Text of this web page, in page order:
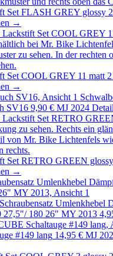
Set FLASH GREY glossy
→
Set COOL GREY 11 matt
→
SV16 9,90 € MJ 2024
Set RETRO GREEN
→
Umlenkhebel
27,5"/ 180 26" MY 2013
#149 lang 14,95 € MJ